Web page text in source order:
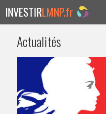
INVESTIRLMNP.fr
ACCUEIL
Investir en :
LMNP ANCIEN
RESIDENCE ETUDIANTE
Actualités